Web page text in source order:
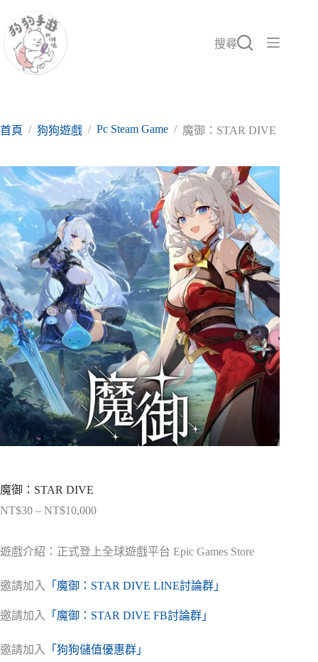
至
要
搜尋
首頁 / 狗狗遊戲 / Pc Steam Game / 魔御：STAR DIVE
魔御：STAR DIVE
NT$30 – NT$10,000價
範
遊戲介紹：正式登上全球遊戲平台 Epic Games Store
邀請加入 「魔御：STAR DIVE LINE討論群」
邀請加入 「魔御：STAR DIVE FB討論群」
邀請加入 「狗狗儲值優惠群」